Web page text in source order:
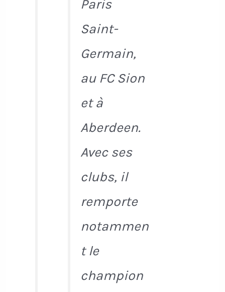
Paris
Saint-
Germain,
au FC Sion
et à
Aberdeen.
Avec ses
clubs, il
remporte
notammen
t le
champion